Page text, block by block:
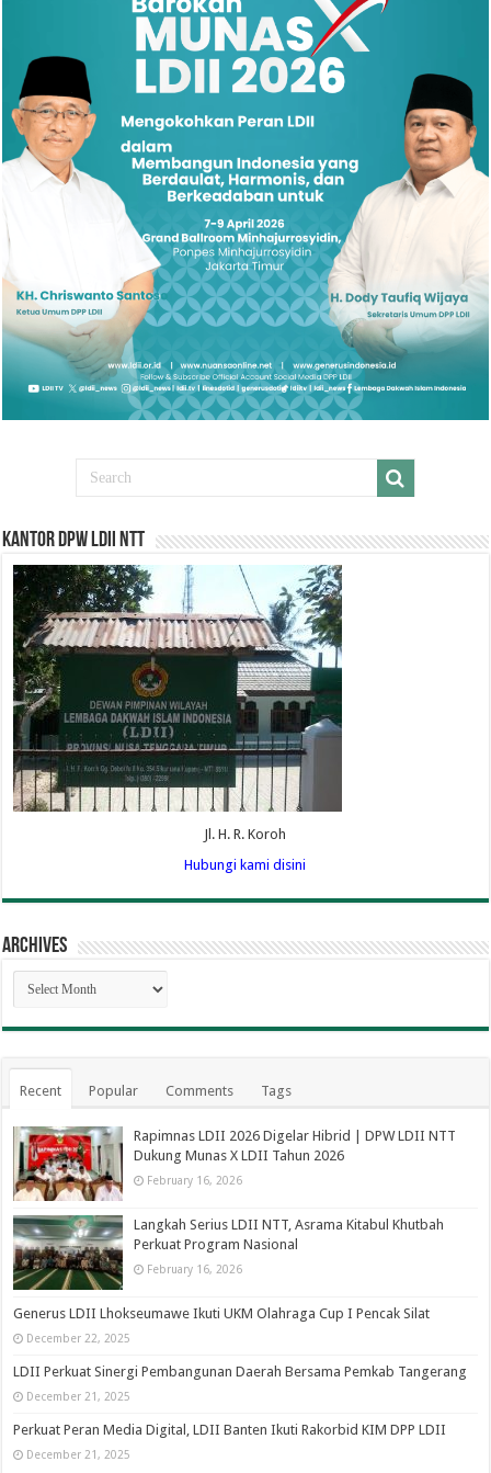
Kantor DPW LDII NTT
Jl. H. R. Koroh
Hubungi kami disini
Archives
Archives
Recent Popular Comments Tags
Rapimnas LDII 2026 Digelar Hibrid | DPW LDII NTT
Dukung Munas X LDII Tahun 2026
February 16, 2026
Langkah Serius LDII NTT, Asrama Kitabul Khutbah
Perkuat Program Nasional
February 16, 2026
Generus LDII Lhokseumawe Ikuti UKM Olahraga Cup I Pencak Silat
December 22, 2025
LDII Perkuat Sinergi Pembangunan Daerah Bersama Pemkab Tangerang
December 21, 2025
Perkuat Peran Media Digital, LDII Banten Ikuti Rakorbid KIM DPP LDII
December 21, 2025